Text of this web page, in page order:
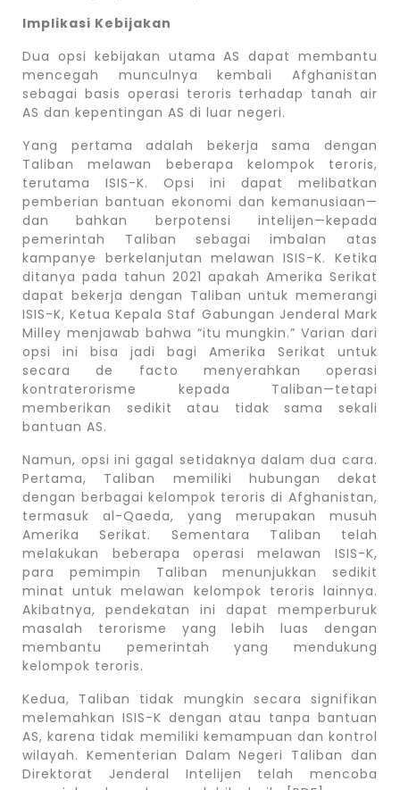
Implikasi Kebijakan
Dua opsi kebijakan utama AS dapat membantu
mencegah munculnya kembali Afghanistan
sebagai basis operasi teroris terhadap tanah air
AS dan kepentingan AS di luar negeri.
Yang pertama adalah bekerja sama dengan
Taliban melawan beberapa kelompok teroris,
terutama ISIS-K. Opsi ini dapat melibatkan
pemberian bantuan ekonomi dan kemanusiaan—
dan bahkan berpotensi intelijen—kepada
pemerintah Taliban sebagai imbalan atas
kampanye berkelanjutan melawan ISIS-K. Ketika
ditanya pada tahun 2021 apakah Amerika Serikat
dapat bekerja dengan Taliban untuk memerangi
ISIS-K, Ketua Kepala Staf Gabungan Jenderal Mark
Milley menjawab bahwa “itu mungkin.” Varian dari
opsi ini bisa jadi bagi Amerika Serikat untuk
secara de facto menyerahkan operasi
kontraterorisme kepada Taliban—tetapi
memberikan sedikit atau tidak sama sekali
bantuan AS.
Namun, opsi ini gagal setidaknya dalam dua cara.
Pertama, Taliban memiliki hubungan dekat
dengan berbagai kelompok teroris di Afghanistan,
termasuk al-Qaeda, yang merupakan musuh
Amerika Serikat. Sementara Taliban telah
melakukan beberapa operasi melawan ISIS-K,
para pemimpin Taliban menunjukkan sedikit
minat untuk melawan kelompok teroris lainnya.
Akibatnya, pendekatan ini dapat memperburuk
masalah terorisme yang lebih luas dengan
membantu pemerintah yang mendukung
kelompok teroris.
Kedua, Taliban tidak mungkin secara signifikan
melemahkan ISIS-K dengan atau tanpa bantuan
AS, karena tidak memiliki kemampuan dan kontrol
wilayah. Kementerian Dalam Negeri Taliban dan
Direktorat Jenderal Intelijen telah mencoba